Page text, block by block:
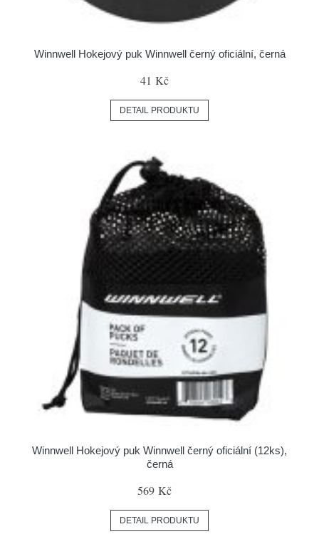
Winnwell Hokejový puk Winnwell černý oficiální, černá
41 Kč
DETAIL PRODUKTU
Winnwell Hokejový puk Winnwell černý oficiální (12ks),
černá
569 Kč
DETAIL PRODUKTU